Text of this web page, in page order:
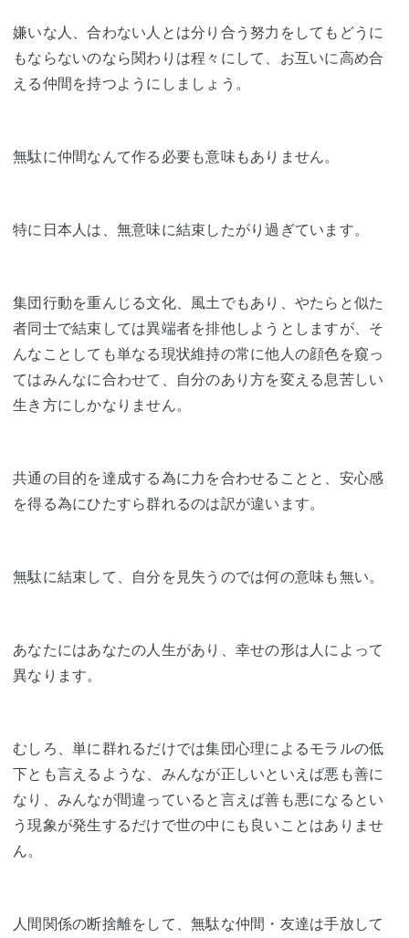
嫌いな人、合わない人とは分り合う努力をしてもどうに
もならないのなら関わりは程々にして、お互いに高め合
える仲間を持つようにしましょう。
無駄に仲間なんて作る必要も意味もありません。
特に日本人は、無意味に結束したがり過ぎています。
集団行動を重んじる文化、風土でもあり、やたらと似た
者同士で結束しては異端者を排他しようとしますが、そ
んなことしても単なる現状維持の常に他人の顔色を窺っ
てはみんなに合わせて、自分のあり方を変える息苦しい
生き方にしかなりません。
共通の目的を達成する為に力を合わせることと、安心感
を得る為にひたすら群れるのは訳が違います。
無駄に結束して、自分を見失うのでは何の意味も無い。
あなたにはあなたの人生があり、幸せの形は人によって
異なります。
むしろ、単に群れるだけでは集団心理によるモラルの低
下とも言えるような、みんなが正しいといえば悪も善に
なり、みんなが間違っていると言えば善も悪になるとい
う現象が発生するだけで世の中にも良いことはありませ
ん。
人間関係の断捨離をして、無駄な仲間・友達は手放して